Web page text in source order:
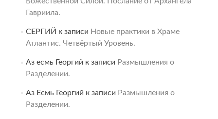
Гавриила.
СЕРГИЙ к записи Новые практики в Храме
Атлантис. Четвёртый Уровень.
Аз есмь Георгий к записи Размышления о
Разделении.
Аз Есмь Георгий к записи Размышления о
Разделении.